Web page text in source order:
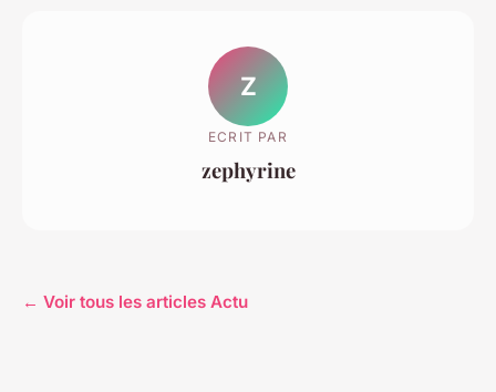
Z
ECRIT PAR
zephyrine
← Voir tous les articles Actu